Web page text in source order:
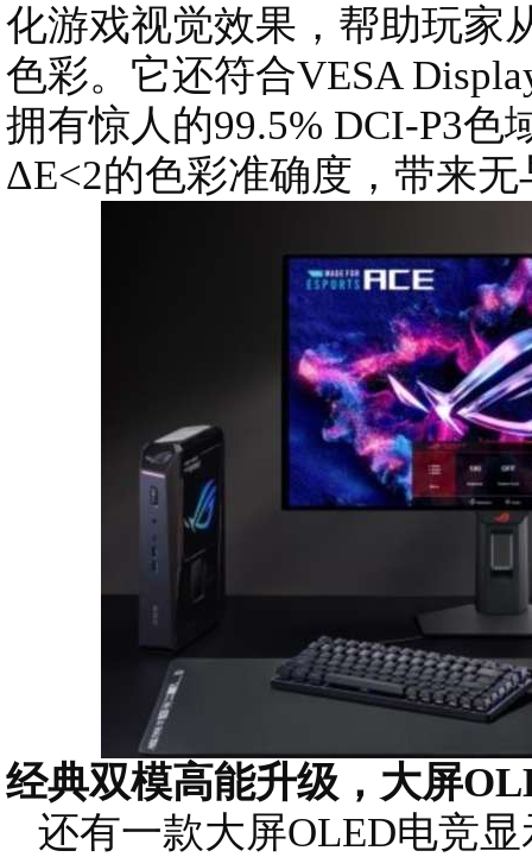
化游戏视觉效果，帮助玩家
色彩。它还符合VESA
拥有惊人的99.5% DCI-P3
ΔE<2的色彩准确度，带来
经典双模高能升级，大屏
还有一款大屏OLED电竞